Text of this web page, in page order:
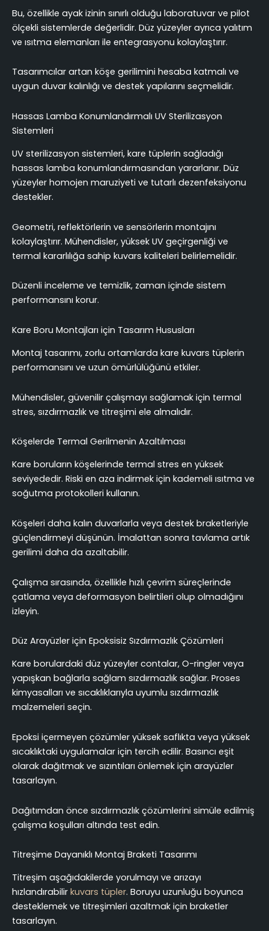
Bu, özellikle ayak izinin sınırlı olduğu laboratuvar ve pilot
ölçekli sistemlerde değerlidir. Düz yüzeyler ayrıca yalıtım
ve ısıtma elemanları ile entegrasyonu kolaylaştırır.
Tasarımcılar artan köşe gerilimini hesaba katmalı ve
uygun duvar kalınlığı ve destek yapılarını seçmelidir.
Hassas Lamba Konumlandırmalı UV Sterilizasyon
Sistemleri
UV sterilizasyon sistemleri, kare tüplerin sağladığı
hassas lamba konumlandırmasından yararlanır. Düz
yüzeyler homojen maruziyeti ve tutarlı dezenfeksiyonu
destekler.
Geometri, reflektörlerin ve sensörlerin montajını
kolaylaştırır. Mühendisler, yüksek UV geçirgenliği ve
termal kararlılığa sahip kuvars kaliteleri belirlemelidir.
Düzenli inceleme ve temizlik, zaman içinde sistem
performansını korur.
Kare Boru Montajları için Tasarım Hususları
Montaj tasarımı, zorlu ortamlarda kare kuvars tüplerin
performansını ve uzun ömürlülüğünü etkiler.
Mühendisler, güvenilir çalışmayı sağlamak için termal
stres, sızdırmazlık ve titreşimi ele almalıdır.
Köşelerde Termal Gerilmenin Azaltılması
Kare boruların köşelerinde termal stres en yüksek
seviyededir. Riski en aza indirmek için kademeli ısıtma ve
soğutma protokolleri kullanın.
Köşeleri daha kalın duvarlarla veya destek braketleriyle
güçlendirmeyi düşünün. İmalattan sonra tavlama artık
gerilimi daha da azaltabilir.
Çalışma sırasında, özellikle hızlı çevrim süreçlerinde
çatlama veya deformasyon belirtileri olup olmadığını
izleyin.
Düz Arayüzler için Epoksisiz Sızdırmazlık Çözümleri
Kare borulardaki düz yüzeyler contalar, O-ringler veya
yapışkan bağlarla sağlam sızdırmazlık sağlar. Proses
kimyasalları ve sıcaklıklarıyla uyumlu sızdırmazlık
malzemeleri seçin.
Epoksi içermeyen çözümler yüksek saflıkta veya yüksek
sıcaklıktaki uygulamalar için tercih edilir. Basıncı eşit
olarak dağıtmak ve sızıntıları önlemek için arayüzler
tasarlayın.
Dağıtımdan önce sızdırmazlık çözümlerini simüle edilmiş
çalışma koşulları altında test edin.
Titreşime Dayanıklı Montaj Braketi Tasarımı
Titreşim aşağıdakilerde yorulmayı ve arızayı
hızlandırabilir kuvars tüpler. Boruyu uzunluğu boyunca
desteklemek ve titreşimleri azaltmak için braketler
tasarlayın.